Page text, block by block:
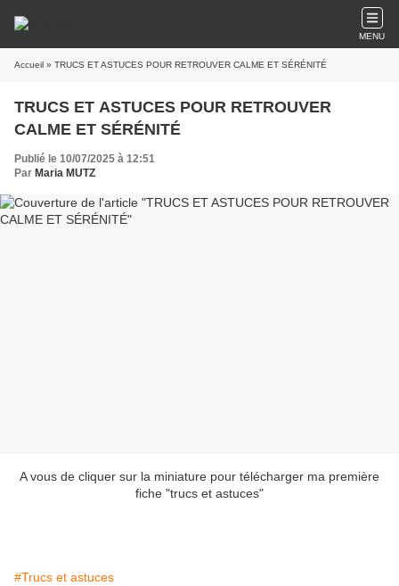
MENU
Accueil » TRUCS ET ASTUCES POUR RETROUVER CALME ET SÉRÉNITÉ
TRUCS ET ASTUCES POUR RETROUVER
CALME ET SÉRÉNITÉ
Publié le 10/07/2025 à 12:51
Par Maria MUTZ
A vous de cliquer sur la miniature pour télécharger ma première
fiche "trucs et astuces"
#Trucs et astuces